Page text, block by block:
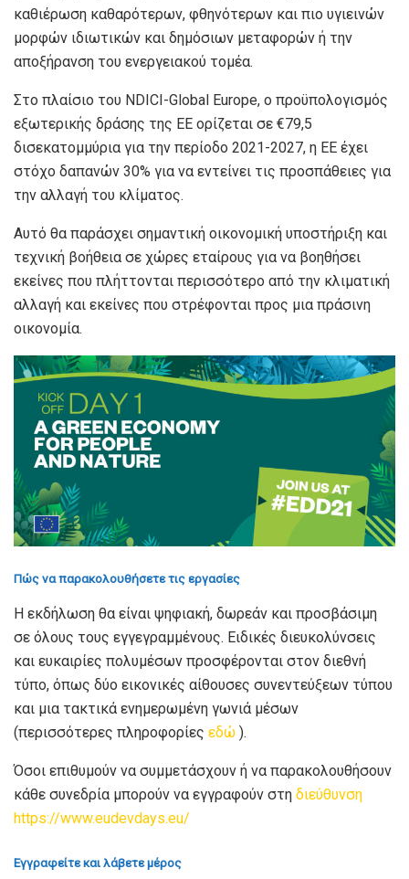
καθιέρωση καθαρότερων, φθηνότερων και πιο υγιεινών
μορφών ιδιωτικών και δημόσιων μεταφορών ή την
αποξήρανση του ενεργειακού τομέα.
Στο πλαίσιο του NDICI-Global Europe, ο προϋπολογισμός
εξωτερικής δράσης της ΕΕ ορίζεται σε €79,5
δισεκατομμύρια για την περίοδο 2021-2027, η ΕΕ έχει
στόχο δαπανών 30% για να εντείνει τις προσπάθειες για
την αλλαγή του κλίματος.
Αυτό θα παράσχει σημαντική οικονομική υποστήριξη και
τεχνική βοήθεια σε χώρες εταίρους για να βοηθήσει
εκείνες που πλήττονται περισσότερο από την κλιματική
αλλαγή και εκείνες που στρέφονται προς μια πράσινη
οικονομία.
Πώς να παρακολουθήσετε τις εργασίες
Η εκδήλωση θα είναι ψηφιακή, δωρεάν και προσβάσιμη
σε όλους τους εγγεγραμμένους. Ειδικές διευκολύνσεις
και ευκαιρίες πολυμέσων προσφέρονται στον διεθνή
τύπο, όπως δύο εικονικές αίθουσες συνεντεύξεων τύπου
και μια τακτικά ενημερωμένη γωνιά μέσων
(περισσότερες πληροφορίες εδώ ).
Όσοι επιθυμούν να συμμετάσχουν ή να παρακολουθήσουν
κάθε συνεδρία μπορούν να εγγραφούν στη διεύθυνση
https://www.eudevdays.eu/
Εγγραφείτε και λάβετε μέρος